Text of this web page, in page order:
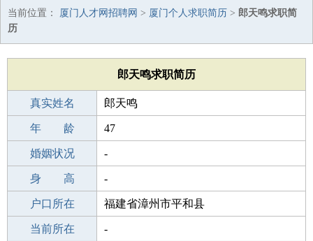
当前位置： 厦门人才网招聘网 > 厦门个人求职简历 > 郎天鸣求职简
历
郎天鸣求职简历
真实姓名 郎天鸣
性 别 男
年 龄 47
出生年月 1979-11-27
婚姻状况 -
学 历 中专
身 高 -
毕业学校 中专
户口所在 福建省漳州市平和县
所学专业 -
当前所在 -